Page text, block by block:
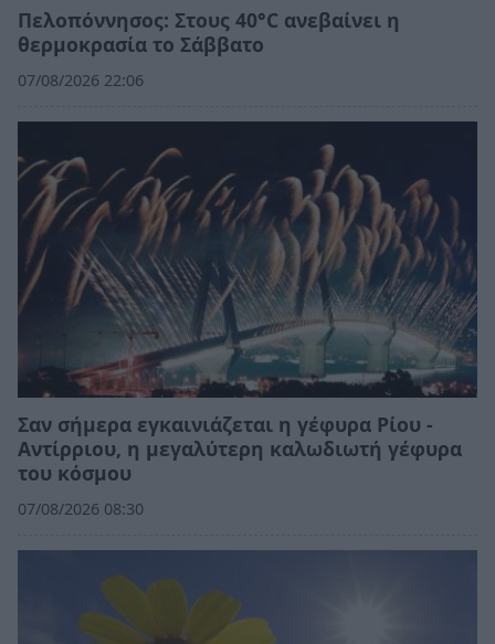
Πελοπόννησος: Στους 40°C ανεβαίνει η
θερμοκρασία το Σάββατο
07/08/2026 22:06
Σαν σήμερα εγκαινιάζεται η γέφυρα Ρίου -
Αντίρριου, η μεγαλύτερη καλωδιωτή γέφυρα
του κόσμου
07/08/2026 08:30